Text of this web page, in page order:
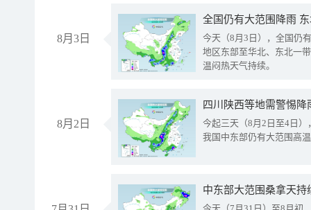
8月3日
全国仍有大范围降雨
今天（8月3日），全国仍
地区东部至华北、东北一
温闷热天气持续。
8月2日
今起三天（8月2日至4日
我国中东部仍有大范围高
中东部大范围桑拿天